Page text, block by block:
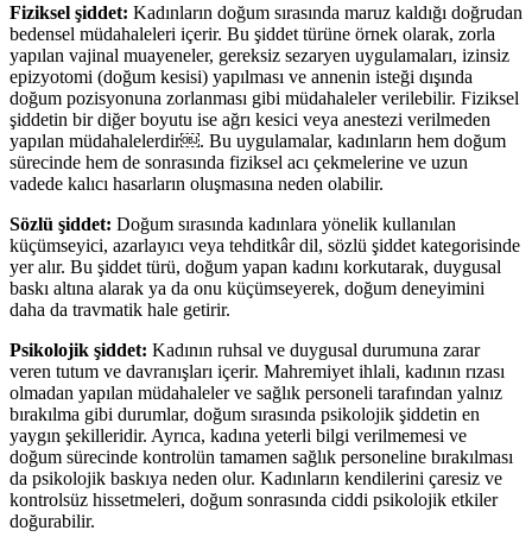
Fiziksel şiddet: Kadınların doğum sırasında maruz kaldığı doğrudan
bedensel müdahaleleri içerir. Bu şiddet türüne örnek olarak, zorla
yapılan vajinal muayeneler, gereksiz sezaryen uygulamaları, izinsiz
epizyotomi (doğum kesisi) yapılması ve annenin isteği dışında
doğum pozisyonuna zorlanması gibi müdahaleler verilebilir. Fiziksel
şiddetin bir diğer boyutu ise ağrı kesici veya anestezi verilmeden
yapılan müdahalelerdir￼. Bu uygulamalar, kadınların hem doğum
sürecinde hem de sonrasında fiziksel acı çekmelerine ve uzun
vadede kalıcı hasarların oluşmasına neden olabilir.
Sözlü şiddet: Doğum sırasında kadınlara yönelik kullanılan
küçümseyici, azarlayıcı veya tehditkâr dil, sözlü şiddet kategorisinde
yer alır. Bu şiddet türü, doğum yapan kadını korkutarak, duygusal
baskı altına alarak ya da onu küçümseyerek, doğum deneyimini
daha da travmatik hale getirir.
Psikolojik şiddet: Kadının ruhsal ve duygusal durumuna zarar
veren tutum ve davranışları içerir. Mahremiyet ihlali, kadının rızası
olmadan yapılan müdahaleler ve sağlık personeli tarafından yalnız
bırakılma gibi durumlar, doğum sırasında psikolojik şiddetin en
yaygın şekilleridir. Ayrıca, kadına yeterli bilgi verilmemesi ve
doğum sürecinde kontrolün tamamen sağlık personeline bırakılması
da psikolojik baskıya neden olur. Kadınların kendilerini çaresiz ve
kontrolsüz hissetmeleri, doğum sonrasında ciddi psikolojik etkiler
doğurabilir.